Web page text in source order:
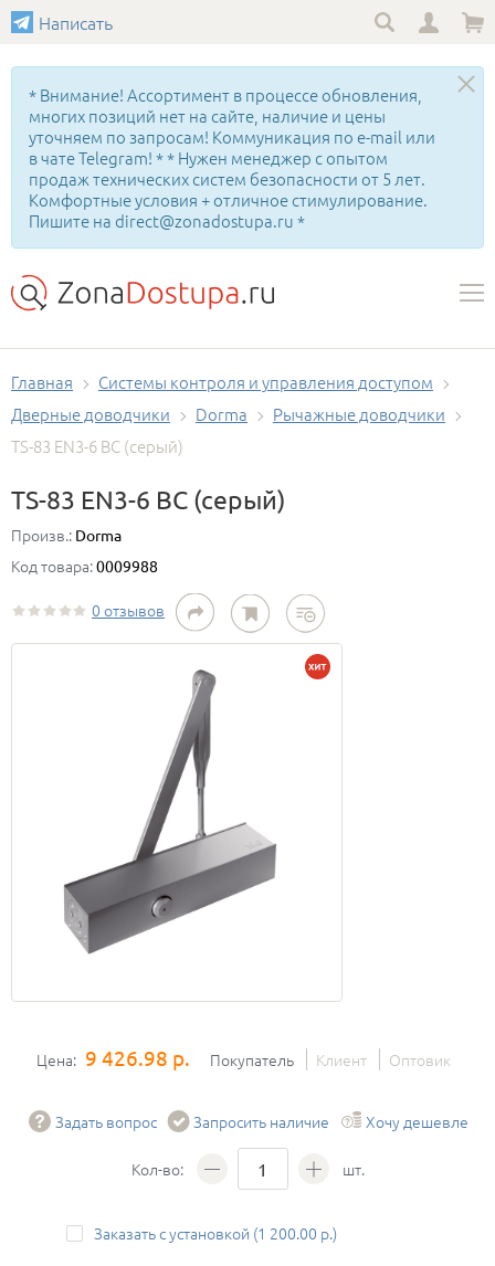
Написать
* Внимание! Ассортимент в процессе обновления,
многих позиций нет на сайте, наличие и цены
уточняем по запросам! Коммуникация по e-mail или
в чате Telegram! * * Нужен менеджер с опытом
продаж технических систем безопасности от 5 лет.
Комфортные условия + отличное стимулирование.
Пишите на direct@zonadostupa.ru *
Главная
Системы контроля и управления доступом
Дверные доводчики
Dorma
Рычажные доводчики
TS-83 EN3-6 BC (серый)
TS-83 EN3-6 BC (серый)
Произв.: Dorma
Код товара:0009988
0 отзывов
Цена: 9 426.98 р. Покупатель Клиент Оптовик
Задать вопрос Запросить наличие Хочу дешевле
Кол-во: шт.
Заказать с установкой (1 200.00 р.)